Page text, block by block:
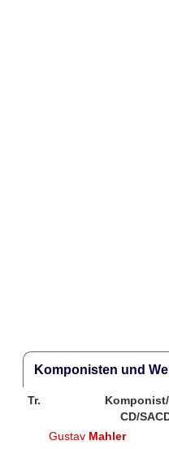
Komponisten und
Tr.
CD/
Gustav Mahler